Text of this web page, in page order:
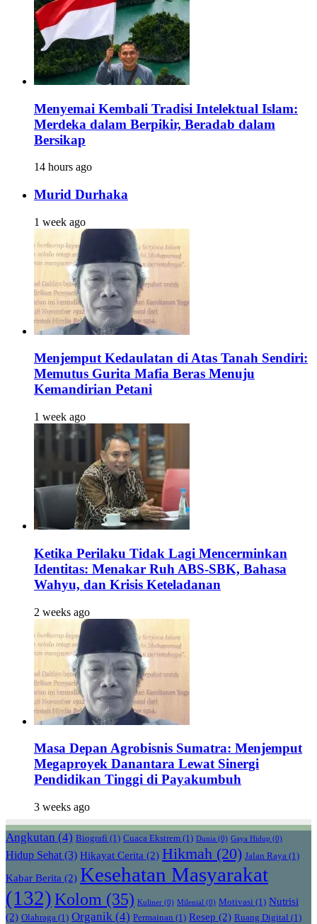
Menyemai Kembali Tradisi Intelektual Islam:
Merdeka dalam Berpikir, Beradab dalam
Bersikap
14 hours ago
Murid Durhaka
1 week ago
Menjemput Kedaulatan di Atas Tanah Sendiri:
Memutus Gurita Mafia Beras Menuju
Kemandirian Petani
1 week ago
Ketika Perilaku Tidak Lagi Mencerminkan
Identitas: Menakar Ruh ABS-SBK, Bahasa
Wahyu, dan Krisis Keteladanan
2 weeks ago
Masa Depan Agrobisnis Sumatra: Menjemput
Megaproyek Danantara Lewat Sinergi
Pendidikan Tinggi di Payakumbuh
3 weeks ago
Angkutan (4) Biografi (1) Cuaca Ekstrem (1) Dunia (0) Gaya Hidup (0)
Hidup Sehat (3) Hikayat Cerita (2) Hikmah (20) Jalan Raya (1)
Kabar Berita (2) Kesehatan Masyarakat
(132)Kolom (35) Kuliner (0) Milenial (0) Motivasi (1) Nutrisi
(2) Olahraga (1) Organik (4) Permainan (1) Resep (2) Ruang Digital (1)